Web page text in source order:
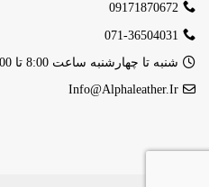
09171870672
071-36504031
شنبه تا چهارشنبه ساعت 8:00 تا 20:00
Info@alphaleather.ir